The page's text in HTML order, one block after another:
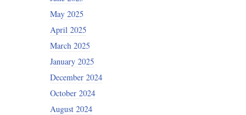
May 2025
April 2025
March 2025
January 2025
December 2024
October 2024
August 2024